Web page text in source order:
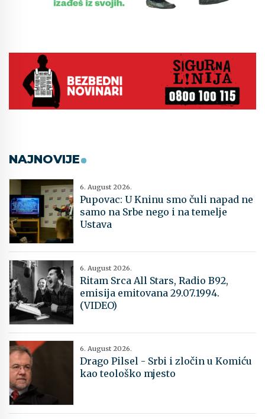
NAJNOVIJE
6. August 2026.
Pupovac: U Kninu smo čuli napad ne
samo na Srbe nego i na temelje
Ustava
6. August 2026.
Ritam Srca All Stars, Radio B92,
emisija emitovana 29.07.1994.
(VIDEO)
6. August 2026.
Drago Pilsel - Srbi i zločin u Komiću
kao teološko mjesto